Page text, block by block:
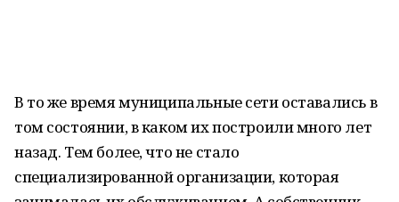
В то же время муниципальные сети оставались в
том состоянии, в каком их построили много лет
назад. Тем более, что не стало
специализированной организации, которая